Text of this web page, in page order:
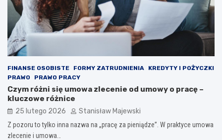
FINANSE OSOBISTE FORMY ZATRUDNIENIA
KREDYTY I POŻYCZKI
PRAWO
PRAWO PRACY
Czym różni się umowa zlecenie od umowy o pracę –
kluczowe różnice
25 lutego 2026 Stanisław Majewski
Z pozoru to tylko inna nazwa na „pracę za pieniądze”. W praktyce umowa
zlecenie i umowa…